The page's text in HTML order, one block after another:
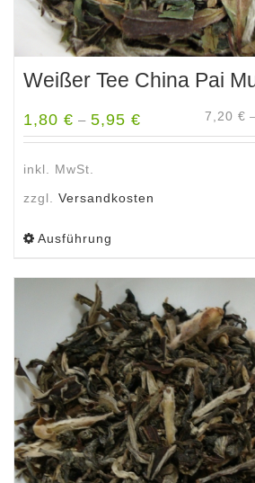
Weißer Tee China Pai
1,80 € – 5,95 € 7,20 € –
inkl. MwSt.
zzgl. Versandkosten
Ausführung
weist
mehrere
Varianten
auf.
Die
Optionen
können
auf
der